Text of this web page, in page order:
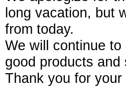
long vacation, but
from today.
We will continue
good products
Thank you for